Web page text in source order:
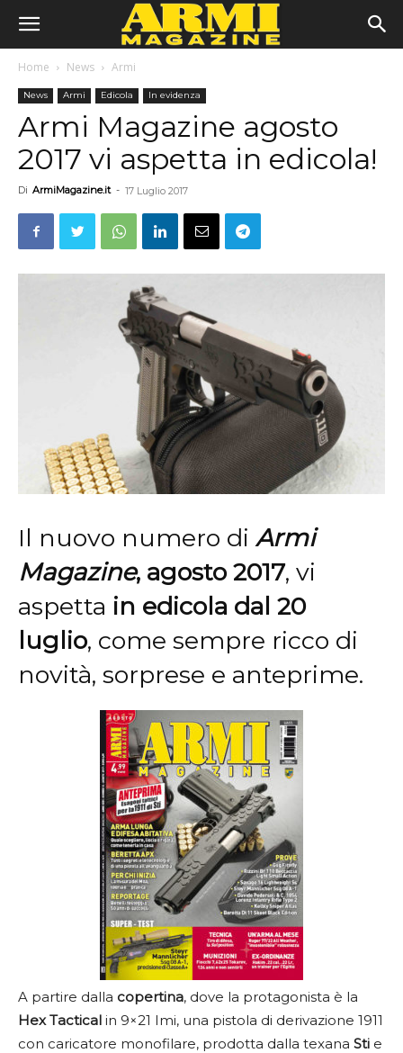
Home News Armi
News Armi Edicola In evidenza
Armi Magazine agosto
2017 vi aspetta in edicola!
Di ArmiMagazine.it - 17 Luglio 2017
Il nuovo numero diArmi
Magazine, agosto 2017, vi
aspetta in edicola dal 20
luglio, come sempre ricco di
novità, sorprese e anteprime.
A partire dalla copertina, dove la protagonista è la
Hex Tactical in 9×21 Imi, una pistola di derivazione 1911
con caricatore monofilare, prodotta dalla texana Sti e